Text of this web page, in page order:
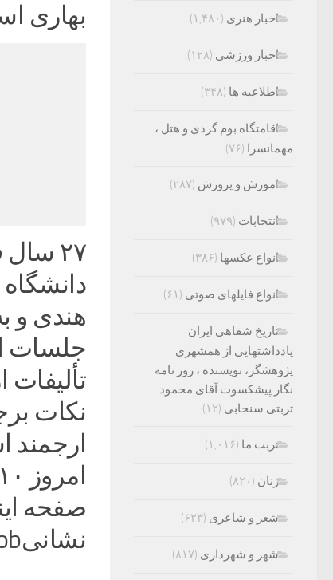
بهاری
۲۷
هندی و
نکات
صفحه
نشانیmirasmaktoobبرگزار خواهد شد.
اخبار هنری (۱,۴۸۰)
اخبار ورزشی (۱۲۸)
اطلاعیه ها (۳۴۸)
اقامتگاه بوم گردی و هتل ،
مهمانسرا (۷۶)
اموزش و پرورش (۲۸۷)
انتخابات (۹۷۹)
انواع عکسها (۳۸۶)
انواع فایلهای صوتی (۶۱)
تاریخ شفاهی ایران
یادداشتهایی از همشهری
پژوهشگر، نویسنده ، روز نامه
نگار پیشکسوت آقای محمود
تربتی سنجابی (۱۲)
تربت ما (۱,۰۱۶)
زنان (۸۲۰)
شعر و شاعری (۶۲۳)
شهر و شهرداری (۸۱۷)